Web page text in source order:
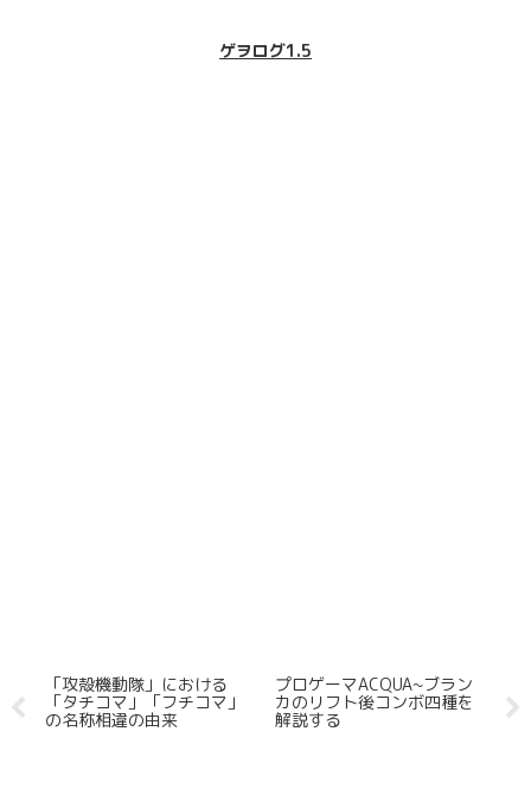
ゲヲログ1.5
「攻殻機動隊」における
「タチコマ」「フチコマ」
の名称相違の由来
プロゲーマACQUA~ブラン
カのリフト後コンボ四種を
解説する
「
な